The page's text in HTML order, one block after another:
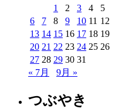
1
2 3 4
5
6
7 8 9 10 11 12
13 14 15 16 17 18 19
20 21 22 23 24 25 26
27 28 29 30 31
« 7月
9月 »
つぶやき